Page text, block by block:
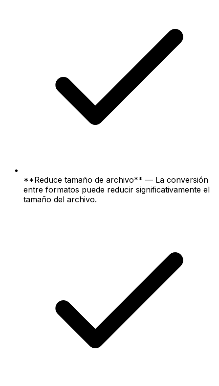
**Reduce tamaño de archivo** — La conversión
entre formatos puede reducir significativamente el
tamaño del archivo.